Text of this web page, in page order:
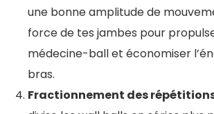
une bonne amplitude de
force de tes jambes pour
médecine-ball et économiser
bras.
Fractionnement des